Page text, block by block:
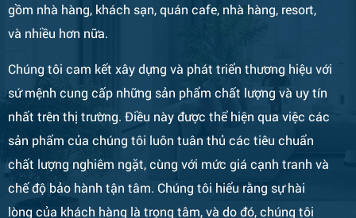
gồm nhà hàng, khách sạn, quán cafe, nhà hàng, resort,
và nhiều hơn nữa.
Chúng tôi cam kết xây dựng và phát triển thương hiệu với
sứ mệnh cung cấp những sản phẩm chất lượng và uy tín
nhất trên thị trường. Điều này được thể hiện qua việc các
sản phẩm của chúng tôi luôn tuân thủ các tiêu chuẩn
chất lượng nghiêm ngặt, cùng với mức giá cạnh tranh và
chế độ bảo hành tận tâm. Chúng tôi hiểu rằng sự hài
lòng của khách hàng là trọng tâm, và do đó, chúng tôi